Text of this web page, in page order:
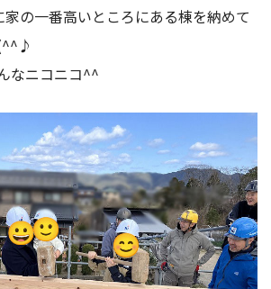
家の一番高いところにある棟を納めて
なニコニコ^^